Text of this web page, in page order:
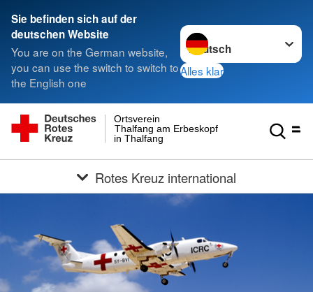
Sie befinden sich auf der
deutschen Website
You are on the German website,
you can use the switch to switch to
the English one
Sprache wechseln zu
Alles klar
in Thalfang
Thalfang am Erbeskopf e.V.
Ortsverein
Rotes Kreuz international